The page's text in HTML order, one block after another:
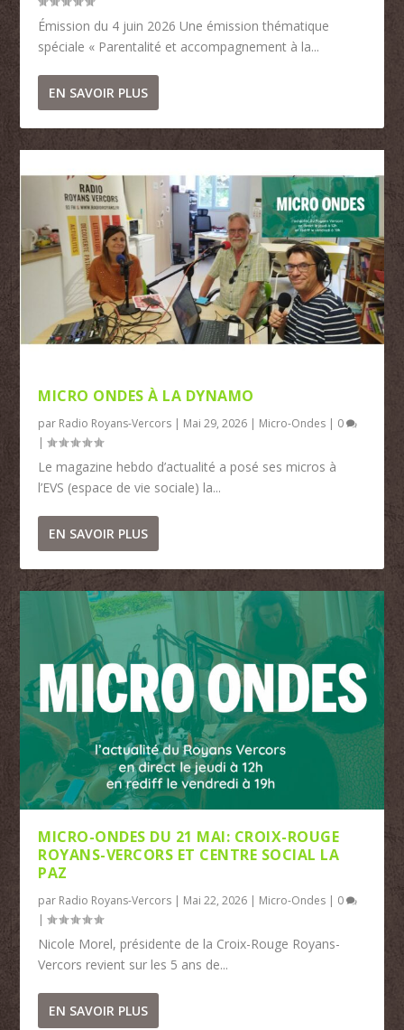
Émission du 4 juin 2026 Une émission thématique
spéciale « Parentalité et accompagnement à la...
EN SAVOIR PLUS
MICRO ONDES À LA DYNAMO
par Radio Royans-Vercors | Mai 29, 2026 | Micro-Ondes | 0
|
Le magazine hebdo d’actualité a posé ses micros à
l’EVS (espace de vie sociale) la...
EN SAVOIR PLUS
MICRO-ONDES DU 21 MAI: CROIX-ROUGE
ROYANS-VERCORS ET CENTRE SOCIAL LA
PAZ
par Radio Royans-Vercors | Mai 22, 2026 | Micro-Ondes | 0
|
Nicole Morel, présidente de la Croix-Rouge Royans-
Vercors revient sur les 5 ans de...
EN SAVOIR PLUS